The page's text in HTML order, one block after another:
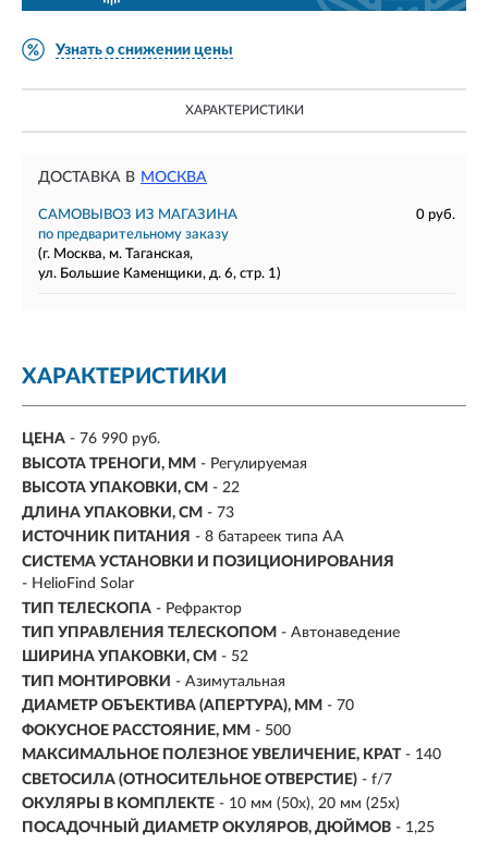
Узнать о снижении цены
ХАРАКТЕРИСТИКИ
ДОСТАВКА В МОСКВА
САМОВЫВОЗ ИЗ МАГАЗИНА
0 руб.
по предварительному заказу
(г. Москва, м. Таганская,
ул. Большие Каменщики, д. 6, стр. 1)
ХАРАКТЕРИСТИКИ
ЦЕНА - 76 990 руб.
ВЫСОТА ТРЕНОГИ, ММ - Регулируемая
ВЫСОТА УПАКОВКИ, СМ - 22
ДЛИНА УПАКОВКИ, СМ - 73
ИСТОЧНИК ПИТАНИЯ - 8 батареек типа АА
СИСТЕМА УСТАНОВКИ И ПОЗИЦИОНИРОВАНИЯ
- HelioFind Solar
ТИП ТЕЛЕСКОПА - Рефрактор
ТИП УПРАВЛЕНИЯ ТЕЛЕСКОПОМ - Автонаведение
ШИРИНА УПАКОВКИ, СМ - 52
ТИП МОНТИРОВКИ - Азимутальная
ДИАМЕТР ОБЪЕКТИВА (АПЕРТУРА), ММ - 70
ФОКУСНОЕ РАССТОЯНИЕ, ММ - 500
МАКСИМАЛЬНОЕ ПОЛЕЗНОЕ УВЕЛИЧЕНИЕ, КРАТ - 140
СВЕТОСИЛА (ОТНОСИТЕЛЬНОЕ ОТВЕРСТИЕ) - f/7
ОКУЛЯРЫ В КОМПЛЕКТЕ - 10 мм (50х), 20 мм (25х)
ПОСАДОЧНЫЙ ДИАМЕТР ОКУЛЯРОВ, ДЮЙМОВ - 1,25